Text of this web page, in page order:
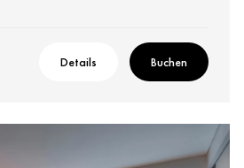
Details Buchen